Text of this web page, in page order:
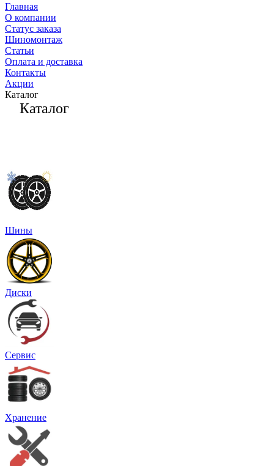
Главная
О компании
Статус заказа
Шиномонтаж
Статьи
Оплата и доставка
Контакты
Акции
Каталог
Каталог
Шины
Диски
Сервис
Хранение